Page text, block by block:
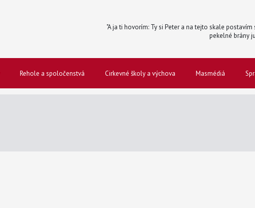
"A ja ti hovorím: Ty si Peter a na tejto skale postavím
pekelné brány
Rehole a spoločenstvá Cirkevné školy a výchova Masmédiá